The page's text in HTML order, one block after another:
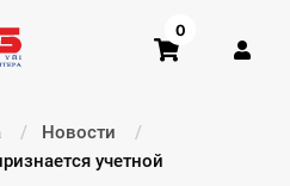
0
Новости
учетной